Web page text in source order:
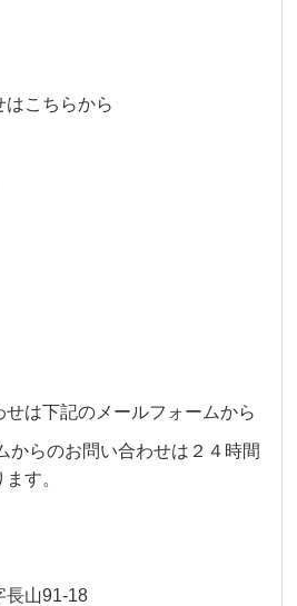
はこちらから
せは下記のメールフォームから
からのお問い合わせは２４時間
す。
長山91-18